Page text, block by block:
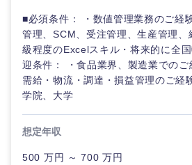
■必須条件： ・数値管理業務のご経
管理、SCM、受注管理、生産管理、
級程度のExcelスキル・将来的に全
迎条件： ・食品業界、製造業でのご
需給・物流・調達・損益管理のご経
学院、大学
想定年収
500 万円 ～ 700 万円